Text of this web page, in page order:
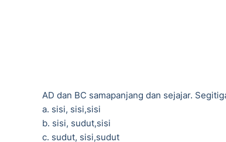
AD dan BC samapanjang dan sejajar.
a. sisi, sisi,sisi
b. sisi, sudut,sisi
c. sudut, sisi,sudut